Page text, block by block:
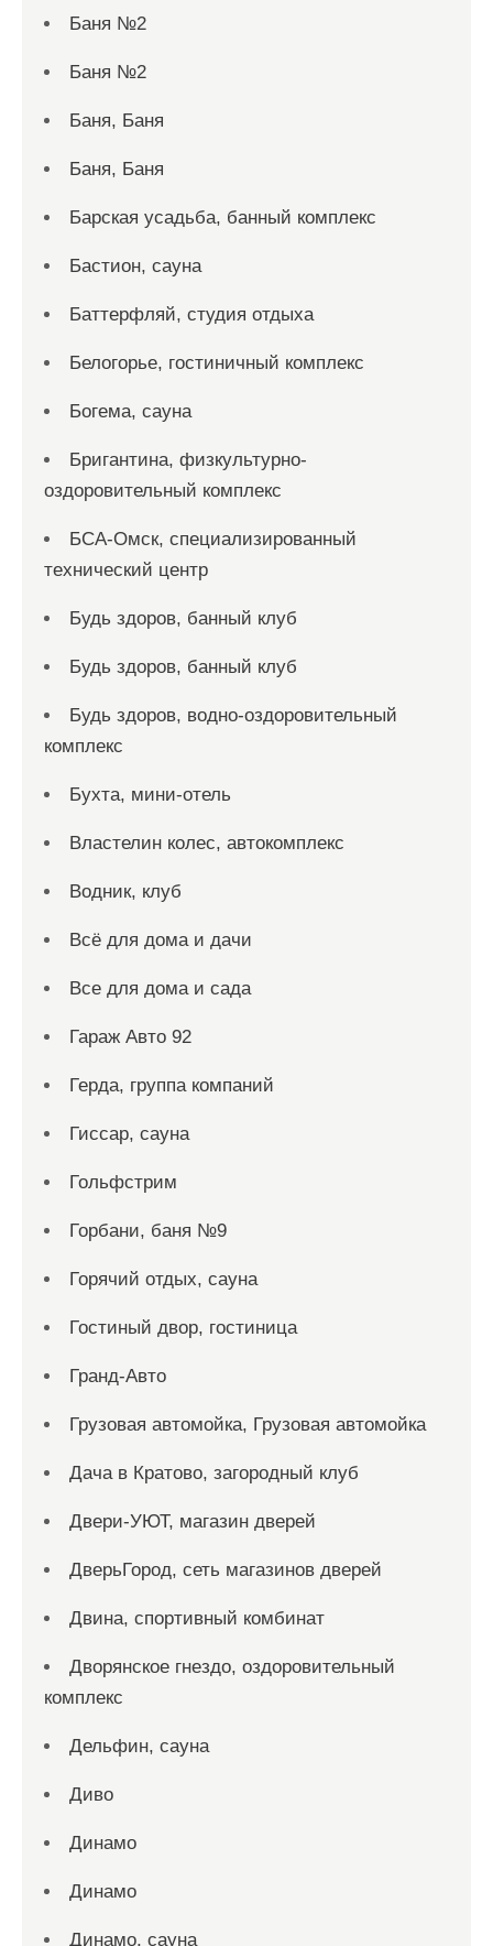
Баня №2
Баня №2
Баня, Баня
Баня, Баня
Барская усадьба, банный комплекс
Бастион, сауна
Баттерфляй, студия отдыха
Белогорье, гостиничный комплекс
Богема, сауна
Бригантина, физкультурно-
оздоровительный комплекс
БСА-Омск, специализированный
технический центр
Будь здоров, банный клуб
Будь здоров, банный клуб
Будь здоров, водно-оздоровительный
комплекс
Бухта, мини-отель
Властелин колес, автокомплекс
Водник, клуб
Всё для дома и дачи
Все для дома и сада
Гараж Авто 92
Герда, группа компаний
Гиссар, сауна
Гольфстрим
Горбани, баня №9
Горячий отдых, сауна
Гостиный двор, гостиница
Гранд-Авто
Грузовая автомойка, Грузовая автомойка
Дача в Кратово, загородный клуб
Двери-УЮТ, магазин дверей
ДверьГород, сеть магазинов дверей
Двина, спортивный комбинат
Дворянское гнездо, оздоровительный
комплекс
Дельфин, сауна
Диво
Динамо
Динамо
Динамо, сауна